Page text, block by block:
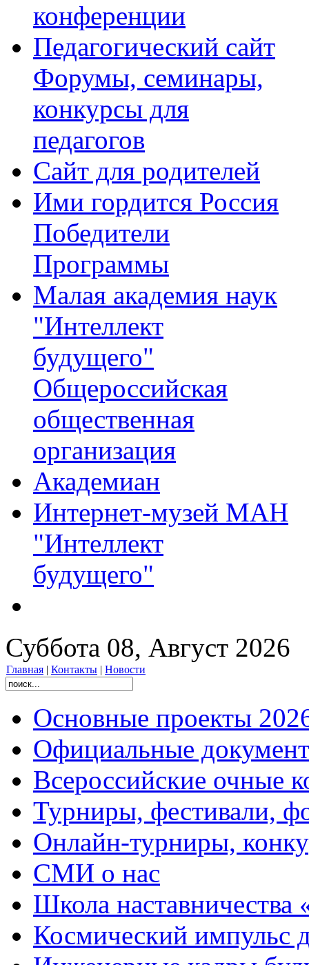
конференции
Педагогический сайт
Форумы, семинары,
конкурсы для
педагогов
Сайт для родителей
Ими гордится Россия
Победители
Программы
Малая академия наук
"Интеллект
будущего"
Общероссийская
общественная
организация
Академиан
Интернет-музей МАН
"Интеллект
будущего"
Суббота 08, Август 2026
Главная | Контакты | Новости
Основные проекты
Официальные
Всероссийские очные
Турниры, фестивали,
Онлайн-турниры,
СМИ о нас
Школа
Космический импульс